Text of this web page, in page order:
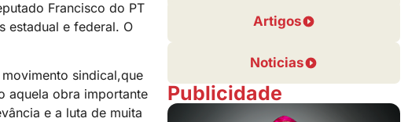
Artigos
Noticias
Publicidade
Francisco do PT
estadual e federal. O
sindical,que
aquela obra importante
e a luta de muita